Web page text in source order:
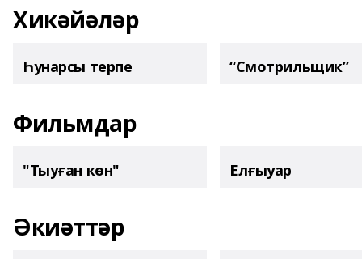
Хикәйәләр
Һунарсы терпе “Смотрильщик”
Фильмдар
"Тыуған көн" Елғыуар
Әкиәттәр